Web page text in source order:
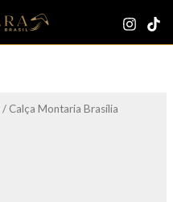
/ Calça Montaria Brasília